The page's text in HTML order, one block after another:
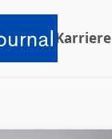
Beruf & Karriere